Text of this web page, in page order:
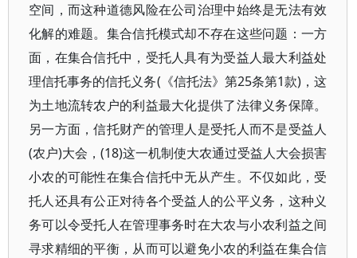
空间，而这种道德风险在公司治理中始终是无法有效
化解的难题。集合信托模式却不存在这些问题：一方
面，在集合信托中，受托人具有为受益人最大利益处
理信托事务的信托义务(《信托法》第25条第1款)，这
为土地流转农户的利益最大化提供了法律义务保障。
另一方面，信托财产的管理人是受托人而不是受益人
(农户)大会，(18)这一机制使大农通过受益人大会损害
小农的可能性在集合信托中无从产生。不仅如此，受
托人还具有公正对待各个受益人的公平义务，这种义
务可以令受托人在管理事务时在大农与小农利益之间
寻求精细的平衡，从而可以避免小农的利益在集合信